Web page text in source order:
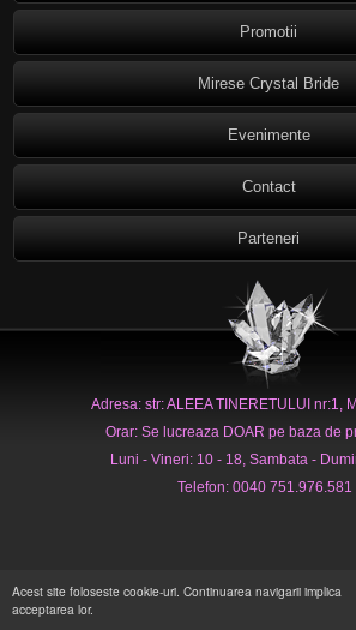
Acest site foloseste cookie-uri. Continuarea navigarii implica
acceptarea lor.
Promotii
Mirese Crystal Bride
Evenimente
Contact
Parteneri
Adresa: str: ALEEA TINERETULUI nr:1,
Orar: Se lucreaza DOAR pe baza de
Luni - Vineri: 10 - 18, Sambata -
Telefon: 0040 751.976.581